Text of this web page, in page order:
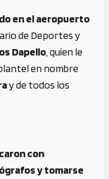
en el aeropuerto
de Deportes y
Dapello , quien le
en nombre
y de todos los
con
y tomarse